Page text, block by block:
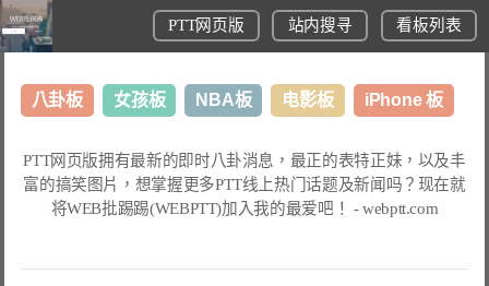
PTT网页版 站内搜寻 看板列表
八卦板 女孩板 NBA板 电影板 iPhone 板
美食板
PTT网页版拥有最新的即时八卦消息，最正的表特正妹，以及丰
富的搞笑图片，想掌握更多PTT线上热门话题及新闻吗？现在就
将WEB批踢踢(WEBPTT)加入我的最爱吧！ -webptt.com